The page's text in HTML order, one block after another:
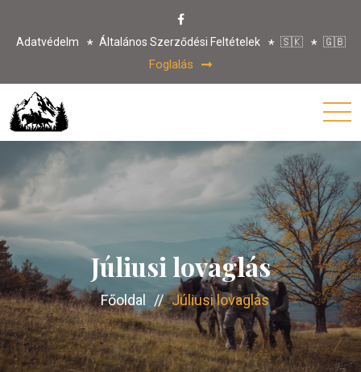
Adatvédelm Általános Szerződési Feltételek 🇸🇰 🇬🇧
Foglalás
Júliusi lovaglás
Főoldal // Júliusi lovaglás